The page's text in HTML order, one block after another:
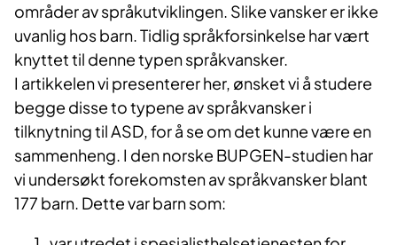
områder av språkutviklingen. Slike vansker er ikke
uvanlig hos barn. Tidlig språkforsinkelse har vært
knyttet til denne typen språkvansker.
I artikkelen vi presenterer her, ønsket vi å studere
begge disse to typene av språkvansker i
tilknytning til ASD, for å se om det kunne være en
sammenheng. I den norske BUPGEN-studien har
vi undersøkt forekomsten av språkvansker blant
177 barn. Dette var barn som: